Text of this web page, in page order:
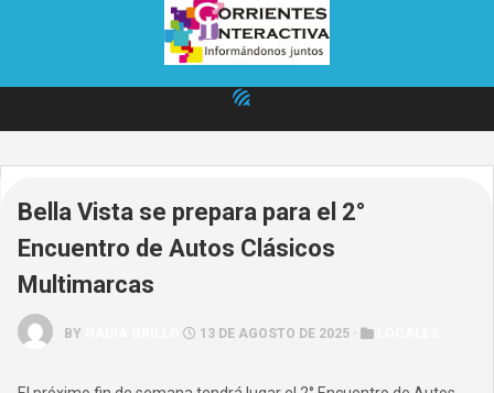
Bella Vista se prepara para el 2°
Encuentro de Autos Clásicos
Multimarcas
BY 13 DE AGOSTO DE 2025 ·